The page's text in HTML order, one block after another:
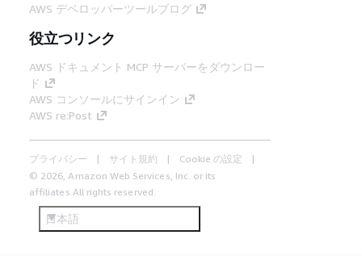
AWS デベロッパーツールブログ
役立つリンク
AWS ドキュメント MCP サーバーをダウンロー
ド
AWS コンソールにサインイン
AWS re:Post
プライバシー サイト規約
Cookie の設定
© 2026, Amazon Web Services, Inc. or its
affiliates.All rights reserved.
日本語